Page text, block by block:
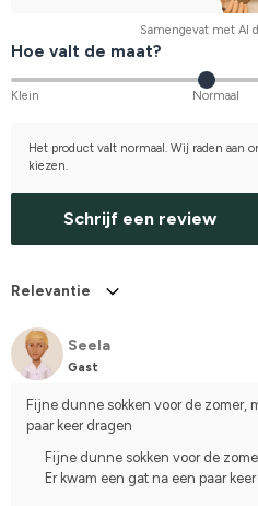
Samengevat met AI
Hoe valt de maat?
Klein Normaal
Het product valt normaal. Wij raden aan
kiezen.
Schrijf een review
Relevantie
Seela
Gast
Fijne dunne sokken voor de zomer,
paar keer dragen
Fijne dunne sokken voor de
Er kwam een gat na een paar